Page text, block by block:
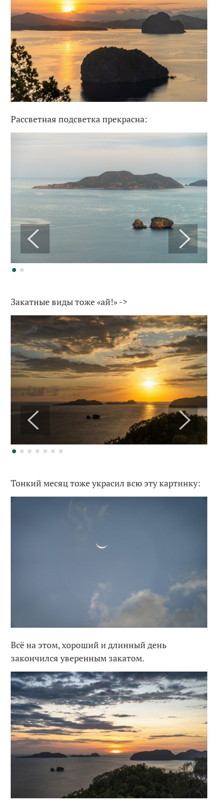
Рассветная подсветка прекрасна:
Закатные виды тоже «ай!» ->
Тонкий месяц тоже украсил всю эту картинку:
Всё на этом, хороший и длинный день
закончился уверенным закатом.